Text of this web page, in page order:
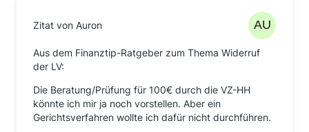
Zitat von Auron
Aus dem Finanztip-Ratgeber zum Thema Widerruf
der LV:
Die Beratung/Prüfung für 100€ durch die VZ-HH
könnte ich mir ja noch vorstellen. Aber ein
Gerichtsverfahren wollte ich dafür nicht durchführen.